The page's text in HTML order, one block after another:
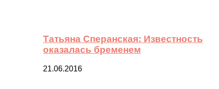
Татьяна Сперанская: Известность
оказалась бременем
21.06.2016